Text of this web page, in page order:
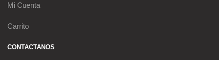
Mi Cuenta
Carrito
CONTACTANOS